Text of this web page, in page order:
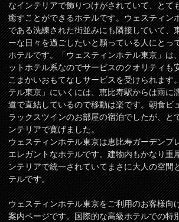
なインテリアで飾りつけがされていて、とて
癒すことができるホテルです。ウェスティン
である洗練された街並みにも隣接していて、
ーな日々を過ごしたいと願っている人にとっ
ホテルです。「ウェスティンホテル東京」は
ットホテル系なのでサービスのクオリティも
こまかいおもてなしサービスを受けられます
テル東京」にいくには、恵比寿駅からは雨に
道で直結しているので移動は楽です。朝食ビ
ラックスツインのお部屋の宿泊でしたが、と
ンテリアで寛げました。
ウェスティンホテル東京は恵比寿ガーデンプ
エレガントなホテルです。建物内もかなり重
ンテリアで統一されていてまさに大人の空間
テルです。
ウェスティンホテル東京をご利用のお客様向
案内ページです。国際的な高級ホテルでの特